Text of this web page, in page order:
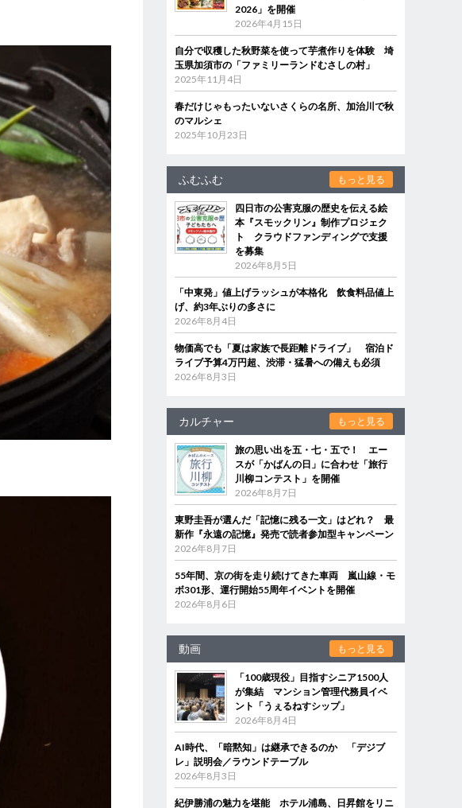
2026」を開催
2026年4月15日
自分で収穫した秋野菜を使って芋煮作りを体験 埼
玉県加須市の「ファミリーランドむさしの村」
2025年11月4日
春だけじゃもったいないさくらの名所、加治川で秋
のマルシェ
2025年10月23日
ふむふむ もっと見る
四日市の公害克服の歴史を伝える絵
本『スモックリン』制作プロジェク
ト クラウドファンディングで支援
を募集
2026年8月5日
「中東発」値上げラッシュが本格化 飲食料品値上
げ、約3年ぶりの多さに
2026年8月4日
物価高でも「夏は家族で長距離ドライブ」 宿泊ド
ライブ予算4万円超、渋滞・猛暑への備えも必須
2026年8月3日
カルチャー もっと見る
旅の思い出を五・七・五で！ エー
スが「かばんの日」に合わせ「旅行
川柳コンテスト」を開催
2026年8月7日
東野圭吾が選んだ「記憶に残る一文」はどれ？ 最
新作『永遠の記憶』発売で読者参加型キャンペーン
2026年8月7日
55年間、京の街を走り続けてきた車両 嵐山線・モ
ボ301形、運行開始55周年イベントを開催
2026年8月6日
動画 もっと見る
「100歳現役」目指すシニア1500人
が集結 マンション管理代務員イベ
ント「うぇるねすシップ」
2026年8月4日
AI時代、「暗黙知」は継承できるのか 「デジブ
レ」説明会／ラウンドテーブル
2026年8月3日
紀伊勝浦の魅力を堪能 ホテル浦島、日昇館をリニ